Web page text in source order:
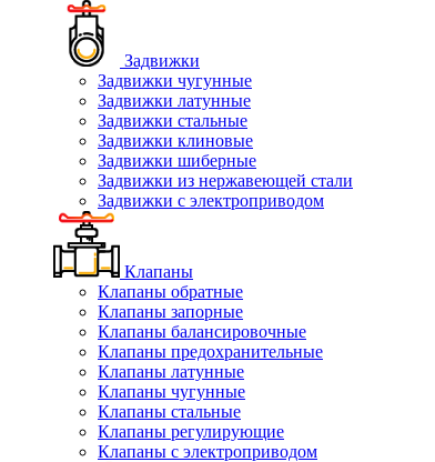
Задвижки
Задвижки чугунные
Задвижки латунные
Задвижки стальные
Задвижки клиновые
Задвижки шиберные
Задвижки из нержавеющей стали
Задвижки с электроприводом
Клапаны
Клапаны обратные
Клапаны запорные
Клапаны балансировочные
Клапаны предохранительные
Клапаны латунные
Клапаны чугунные
Клапаны стальные
Клапаны регулирующие
Клапаны с электроприводом